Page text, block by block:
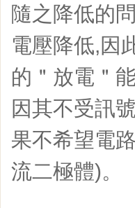
隨之降低的
電壓降低,因
的＂放電＂
因其不受訊
果不希望電
流二極體)。